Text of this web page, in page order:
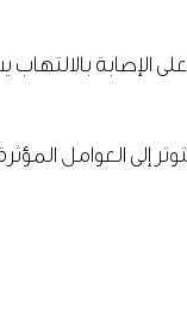
الإصابة
إلى العوامل المؤثرة